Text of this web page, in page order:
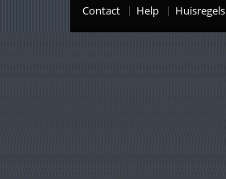
Contact
Help Huisregels